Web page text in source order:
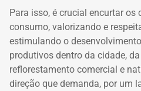
Para isso, é crucial encurtar os
consumo, valorizando e
estimulando o
produtivos dentro da cidade,
reflorestamento comercial e
direção que demanda, por um